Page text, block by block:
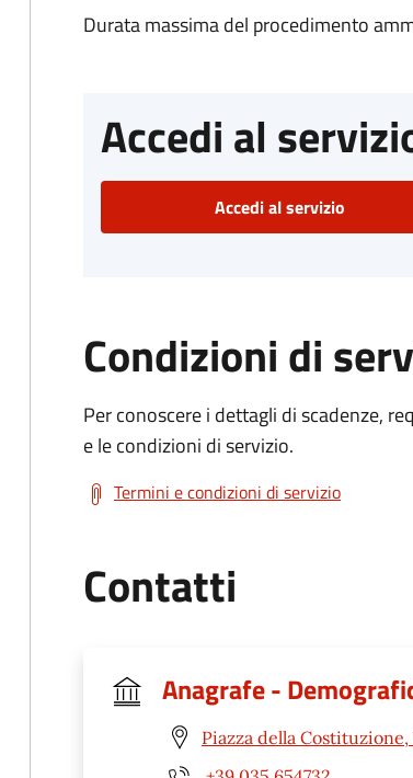
Durata massima del procedimento
Accedi al
Accedi al servizio
Condizioni di
Per conoscere i dettagli di scadenze,
e le condizioni di servizio.
Termini e condizioni di servizio
Contatti
Anagrafe -
Piazza della